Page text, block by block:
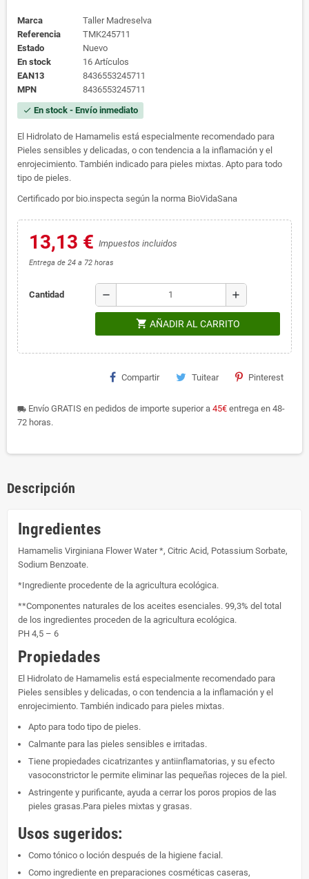
Marca
Taller Madreselva
Referencia
TMK245711
Estado
Nuevo
En stock
16 Artículos
EAN13
8436553245711
MPN
8436553245711
check En stock - Envío inmediato
El Hidrolato de Hamamelis está especialmente recomendado para
Pieles sensibles y delicadas, o con tendencia a la inflamación y el
enrojecimiento. También indicado para pieles mixtas. Apto para todo
tipo de pieles.
Certificado por bio.inspecta según la norma BioVidaSana
13,13 € Impuestos incluidos
Entrega de 24 a 72 horas
Cantidad remove add
shopping_cart AÑADIR AL CARRITO
Compartir Tuitear Pinterest
local_shipping Envío GRATIS en pedidos de importe superior a 45€ entrega en 48-
72 horas.
Descripción
Ingredientes
Hamamelis Virginiana Flower Water *, Citric Acid, Potassium Sorbate,
Sodium Benzoate.
*Ingrediente procedente de la agricultura ecológica.
**Componentes naturales de los aceites esenciales. 99,3% del total
de los ingredientes proceden de la agricultura ecológica.
PH 4,5 – 6
Propiedades
El Hidrolato de Hamamelis está especialmente recomendado para
Pieles sensibles y delicadas, o con tendencia a la inflamación y el
enrojecimiento. También indicado para pieles mixtas.
Apto para todo tipo de pieles.
Calmante para las pieles sensibles e irritadas.
Tiene propiedades cicatrizantes y antiinflamatorias, y su efecto
vasoconstrictor le permite eliminar las pequeñas rojeces de la piel.
Astringente y purificante, ayuda a cerrar los poros propios de las
pieles grasas.Para pieles mixtas y grasas.
Usos sugeridos:
Como tónico o loción después de la higiene facial.
Como ingrediente en preparaciones cosméticas caseras,